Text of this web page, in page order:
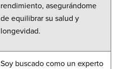
rendimiento, asegurándome
de equilibrar su salud y
longevidad.
Soy buscado como un experto